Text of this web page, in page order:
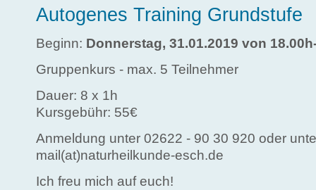
Autogenes Training Grundstufe
Beginn: Donnerstag, 31.01.2019 von
Gruppenkurs - max. 5 Teilnehmer
Dauer: 8 x 1h
Kursgebühr: 55€
Anmeldung unter 02622 - 90 30 920 oder
mail(at)naturheilkunde-esch.de
Ich freu mich auf euch!